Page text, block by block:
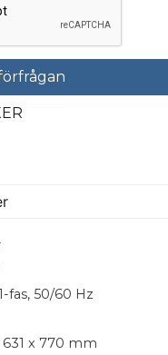
fas, 50/60 Hz
631 x 770 mm